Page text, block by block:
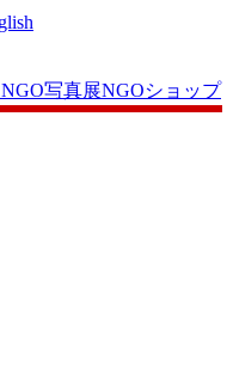
NGO写真展NGOショップ